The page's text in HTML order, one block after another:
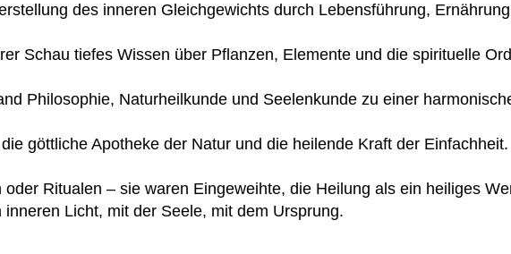
des inneren Gleichgewichts durch Lebensführung,
Schau tiefes Wissen über Pflanzen, Elemente und die spirituelle
Philosophie, Naturheilkunde und Seelenkunde zu einer
göttliche Apotheke der Natur und die heilende Kraft der Einfachheit.
Ritualen – sie waren Eingeweihte, die Heilung als ein heiliges
Licht, mit der Seele, mit dem Ursprung.